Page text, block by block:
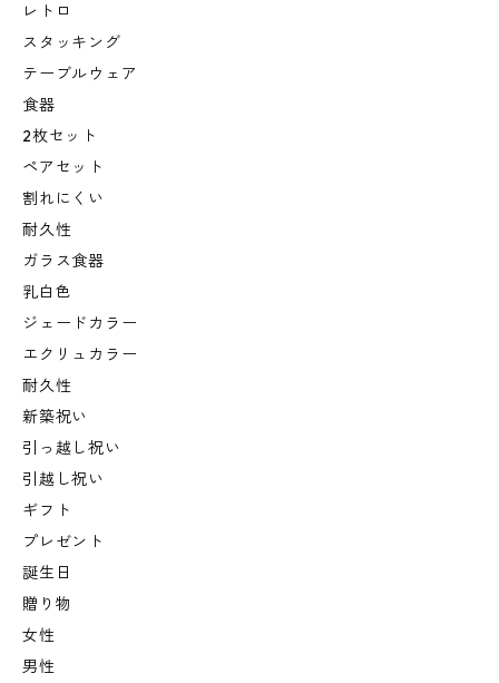
レトロ
スタッキング
テーブルウェア
食器
2枚セット
ペアセット
割れにくい
耐久性
ガラス食器
乳白色
ジェードカラー
エクリュカラー
耐久性
新築祝い
引っ越し祝い
引越し祝い
ギフト
プレゼント
誕生日
贈り物
女性
男性